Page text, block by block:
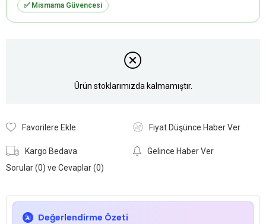
✅ Mismama Güvencesi
Ürün stoklarımızda kalmamıştır.
Favorilere Ekle Fiyat Düşünce Haber Ver
Kargo Bedava
Gelince Haber Ver
Sorular (0) ve Cevaplar (0)
Değerlendirme Özeti